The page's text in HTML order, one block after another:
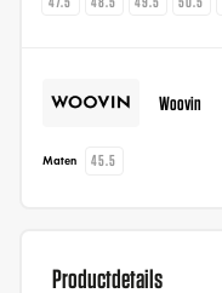
Woovin
Maten 45.5
Productdetails